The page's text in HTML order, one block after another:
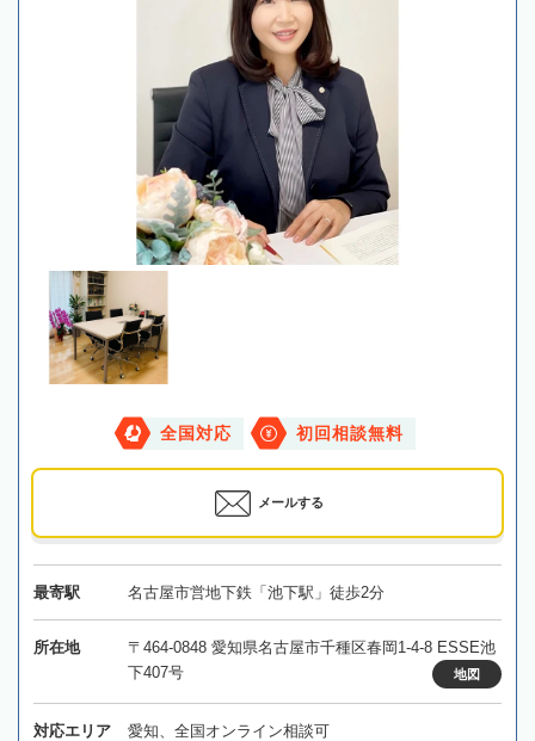
全国対応 初回相談無料
メールする
最寄駅 名古屋市営地下鉄「池下駅」徒歩2分
所在地
〒464-0848 愛知県名古屋市千種区春岡1-4-8 ESSE池
下407号
地図
対応エリア 愛知、全国オンライン相談可